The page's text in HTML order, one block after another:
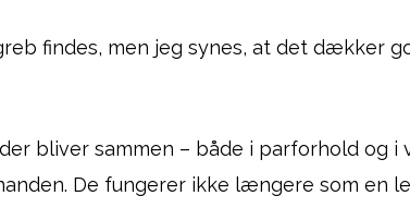
findes, men jeg synes, at det dækker
bliver sammen – både i parforhold og i
De fungerer ikke længere som en